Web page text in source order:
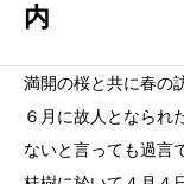
内 2０
満開の桜と共に春の
６月に故人となられ
ないと言っても過言